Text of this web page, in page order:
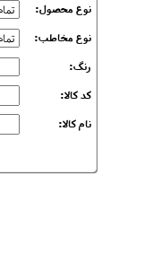
نوع محصول:
نوع مخاطب:
رنگ:
کد کالا:
نام کالا: